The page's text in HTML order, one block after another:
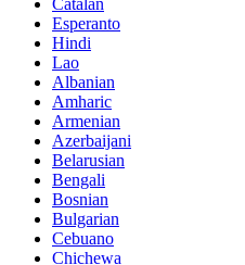
Catalan
Esperanto
Hindi
Lao
Albanian
Amharic
Armenian
Azerbaijani
Belarusian
Bengali
Bosnian
Bulgarian
Cebuano
Chichewa